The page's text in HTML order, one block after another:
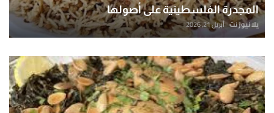
المجدرة الفلسطينية على أصولها
يلا نيوز نت أبريل 21, 2026